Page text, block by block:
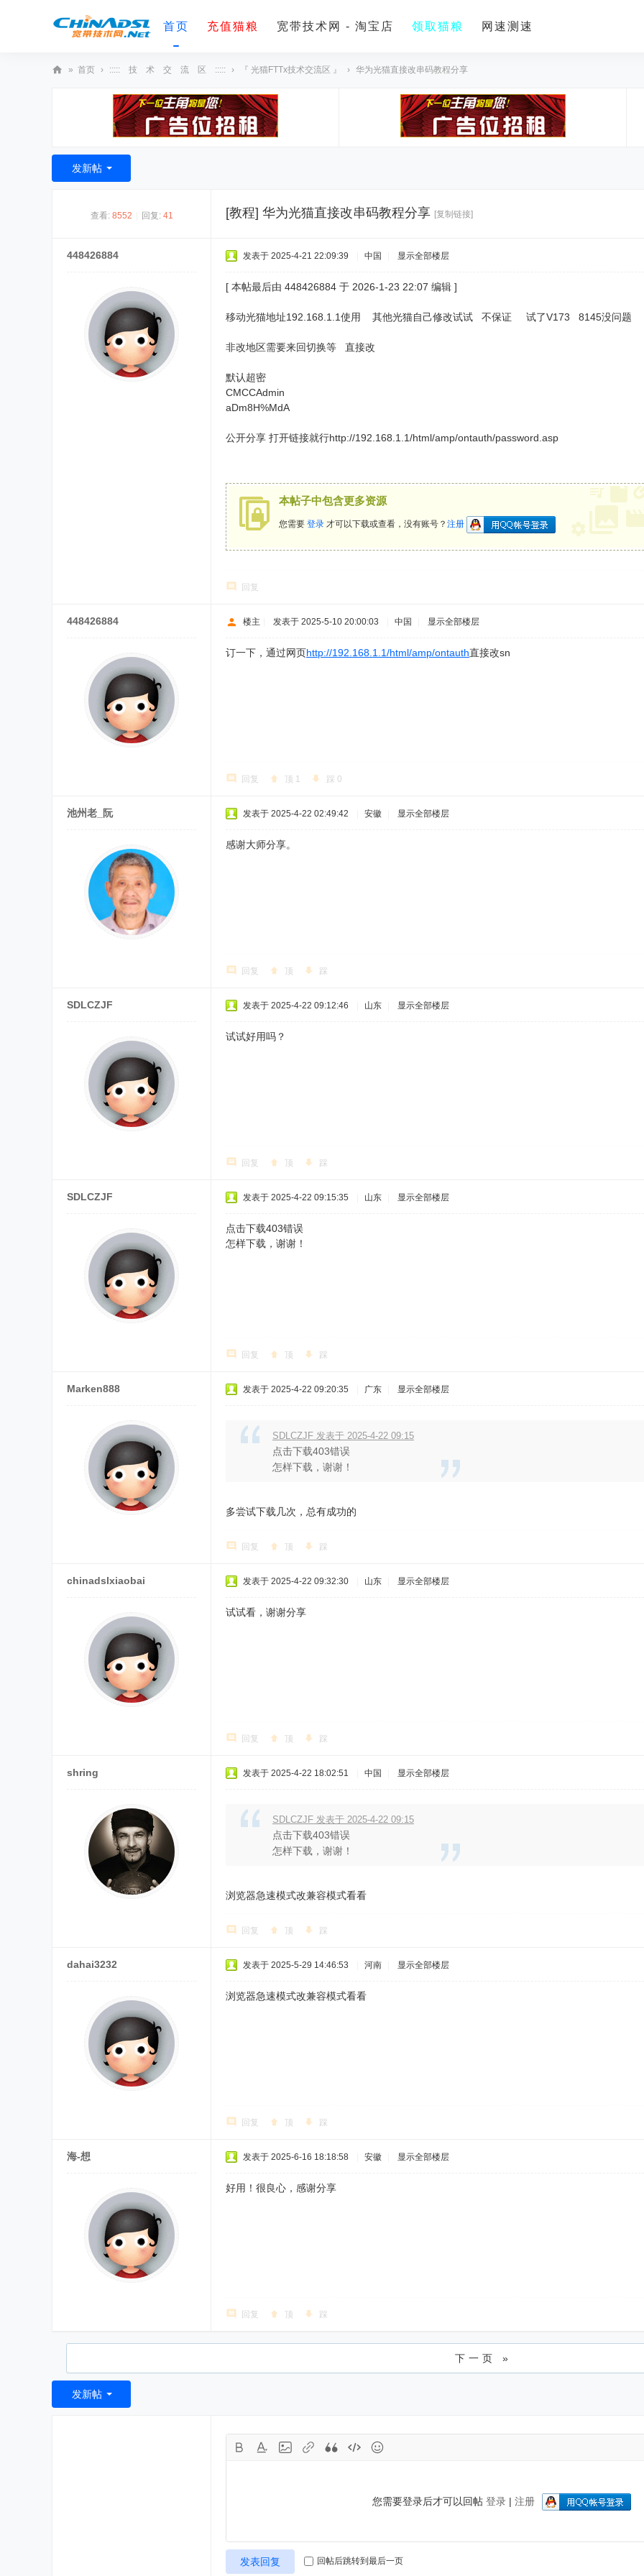
首页 充值猫粮 宽带技术网 - 淘宝店 领取猫粮 网速测速
术
» 首页 › ::::: 技 术 交 流 区 ::::: › 『 光猫FTTx技术交流区 』 › 华为光猫直接改串码教程分享
发新帖
查看: 8552 回复: 41 [教程] 华为光猫直接改串码教程分享 [复制链接]
448426884 发表于 2025-4-21 22:09:39 中国 显示全部楼层
[ 本帖最后由 448426884 于 2026-1-23 22:07 编辑 ]
移动光猫地址192.168.1.1使用 其他光猫自己修改试试 不保证 试了V173 8145没问题
非改地区需要来回切换等 直接改
默认超密
CMCCAdmin
aDm8H%MdA
公开分享 打开链接就行http://192.168.1.1/html/amp/ontauth/password.asp
本帖子中包含更多资源
您需要 登录 才可以下载或查看，没有账号？ 注册
回复
448426884 楼主 发表于 2025-5-10 20:00:03 中国 显示全部楼层
订一下，通过网页http://192.168.1.1/html/amp/ontauth直接改sn
回复 顶 1 踩 0
池州老_阮 发表于 2025-4-22 02:49:42 安徽 显示全部楼层
感谢大师分享。
回复 顶 踩
SDLCZJF 发表于 2025-4-22 09:12:46 山东 显示全部楼层
试试好用吗？
回复 顶 踩
SDLCZJF 发表于 2025-4-22 09:15:35 山东 显示全部楼层
点击下载403错误
怎样下载，谢谢！
回复 顶 踩
Marken888 发表于 2025-4-22 09:20:35 广东 显示全部楼层
SDLCZJF 发表于 2025-4-22 09:15
点击下载403错误
怎样下载，谢谢！
多尝试下载几次，总有成功的
回复 顶 踩
chinadslxiaobai 发表于 2025-4-22 09:32:30 山东 显示全部楼层
试试看，谢谢分享
回复 顶 踩
shring 发表于 2025-4-22 18:02:51 中国 显示全部楼层
SDLCZJF 发表于 2025-4-22 09:15
点击下载403错误
怎样下载，谢谢！
浏览器急速模式改兼容模式看看
回复 顶 踩
dahai3232 发表于 2025-5-29 14:46:53 河南 显示全部楼层
浏览器急速模式改兼容模式看看
回复 顶 踩
海-想 发表于 2025-6-16 18:18:58 安徽 显示全部楼层
好用！很良心，感谢分享
回复 顶 踩
下一页 »
发新帖
您需要登录后才可以回帖 登录| 注册
发表回复 回帖后跳转到最后一页